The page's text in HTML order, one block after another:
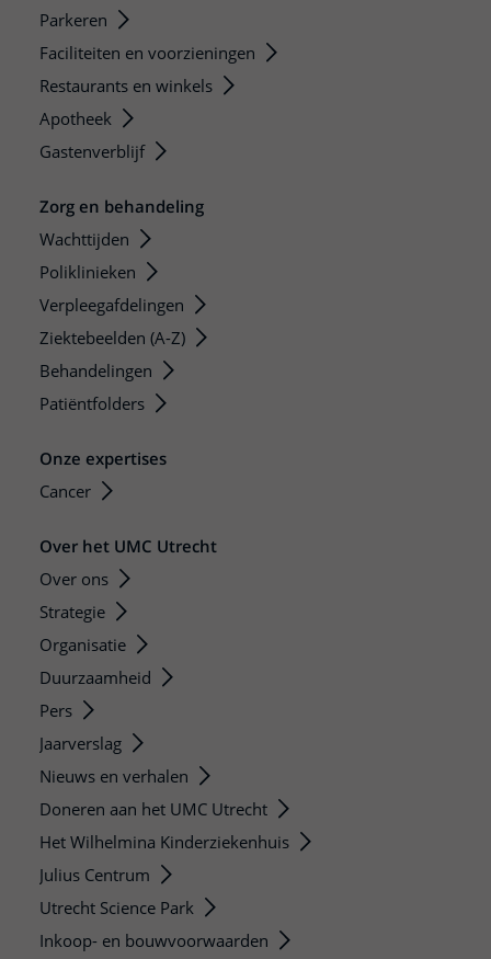
Parkeren
Faciliteiten en voorzieningen
Restaurants en winkels
Apotheek
Gastenverblijf
Zorg en behandeling
Wachttijden
Poliklinieken
Verpleegafdelingen
Ziektebeelden (A-Z)
Behandelingen
Patiëntfolders
Onze expertises
Cancer
Over het UMC Utrecht
Over ons
Strategie
Organisatie
Duurzaamheid
Pers
Jaarverslag
Nieuws en verhalen
Doneren aan het UMC Utrecht
Het Wilhelmina Kinderziekenhuis
Julius Centrum
Utrecht Science Park
Inkoop- en bouwvoorwaarden